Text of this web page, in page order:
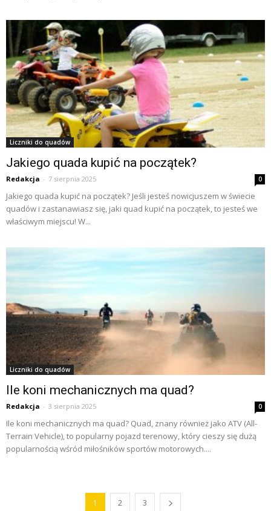
Liczniki do quadów
Jakiego quada kupić na początek?
Redakcja - 7 sierpnia 2025 0
Jakiego quada kupić na początek? Jeśli jesteś nowicjuszem w świecie
quadów i zastanawiasz się, jaki quad kupić na początek, to jesteś we
właściwym miejscu! W...
Liczniki do quadów
Ile koni mechanicznych ma quad?
Redakcja - 3 sierpnia 2025 0
Ile koni mechanicznych ma quad? Quad, znany również jako ATV (All-
Terrain Vehicle), to popularny pojazd terenowy, który cieszy się dużą
popularnością wśród miłośników sportów motorowych....
1 2 3